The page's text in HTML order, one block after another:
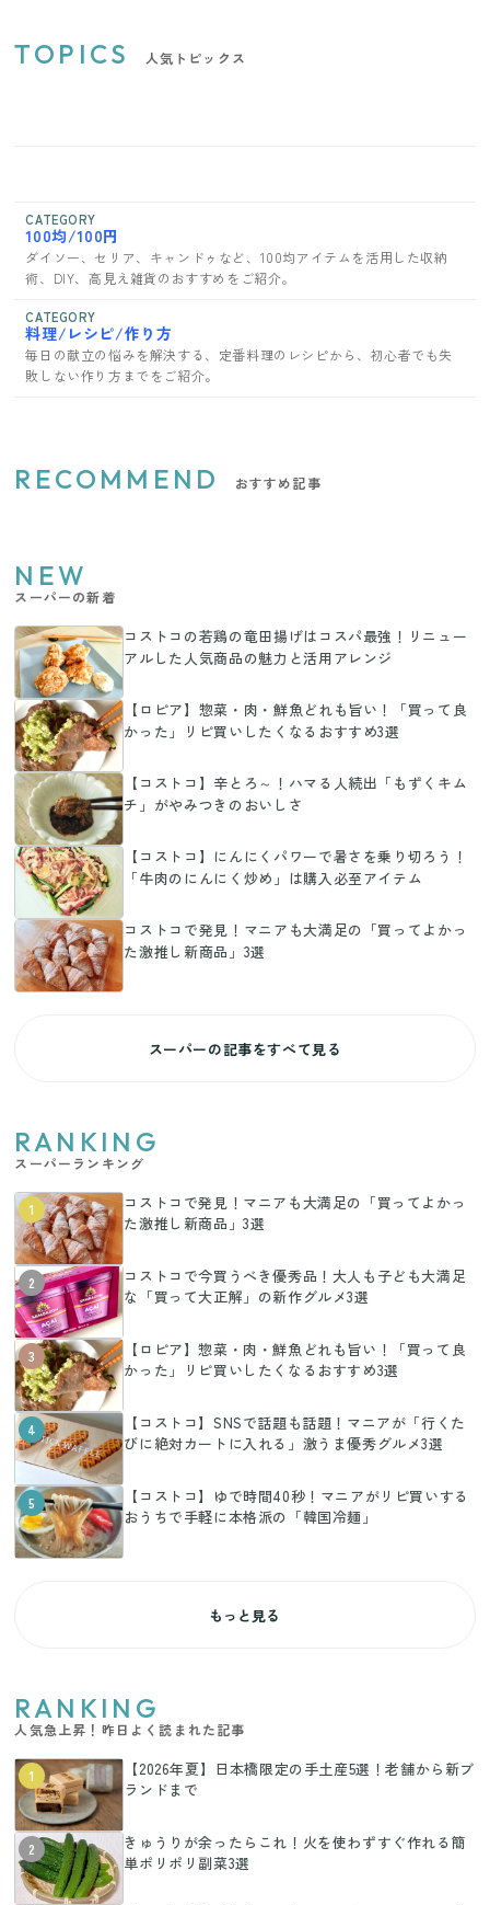
TOPICS 人気トピックス
CATEGORY
100均/100円
ダイソー、セリア、キャンドゥなど、100均アイテムを活用した収納
術、DIY、高見え雑貨のおすすめをご紹介。
CATEGORY
料理/レシピ/作り方
毎日の献立の悩みを解決する、定番料理のレシピから、初心者でも失
敗しない作り方までをご紹介。
RECOMMEND おすすめ記事
NEW
スーパーの新着
コストコの若鶏の竜田揚げはコスパ最強！リニュー
アルした人気商品の魅力と活用アレンジ
【ロピア】惣菜・肉・鮮魚どれも旨い！「買って良
かった」リピ買いしたくなるおすすめ3選
【コストコ】辛とろ～！ハマる人続出「もずくキム
チ」がやみつきのおいしさ
【コストコ】にんにくパワーで暑さを乗り切ろう！
「牛肉のにんにく炒め」は購入必至アイテム
コストコで発見！マニアも大満足の「買ってよかっ
た激推し新商品」3選
スーパーの記事をすべて見る
RANKING
スーパーランキング
1
コストコで発見！マニアも大満足の「買ってよかっ
た激推し新商品」3選
2
コストコで今買うべき優秀品！大人も子ども大満足
な「買って大正解」の新作グルメ3選
3
【ロピア】惣菜・肉・鮮魚どれも旨い！「買って良
かった」リピ買いしたくなるおすすめ3選
4
【コストコ】SNSで話題も話題！マニアが「行くた
びに絶対カートに入れる」激うま優秀グルメ3選
5
【コストコ】ゆで時間40秒！マニアがリピ買いする
おうちで手軽に本格派の「韓国冷麺」
もっと見る
RANKING
人気急上昇！昨日よく読まれた記事
1
【2026年夏】日本橋限定の手土産5選！老舗から新ブ
ランドまで
2
きゅうりが余ったらこれ！火を使わずすぐ作れる簡
単ポリポリ副菜3選